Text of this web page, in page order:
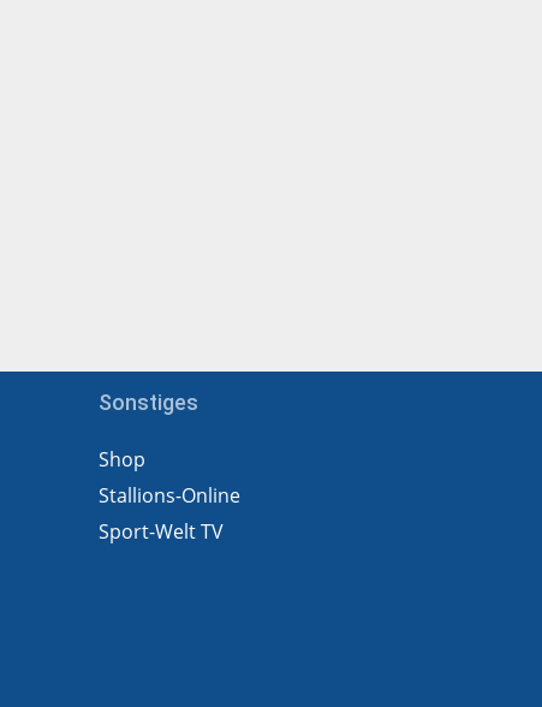
Sonstiges
Shop
Stallions-Online
Sport-Welt TV